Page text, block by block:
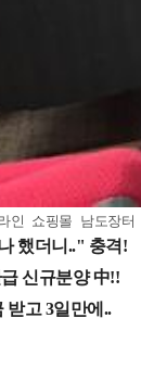
인 쇼핑몰 남도장